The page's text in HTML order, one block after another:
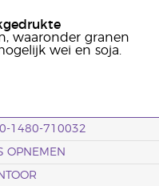
waaronder granen
wei en soja.
0-1480-710032
OPNEMEN